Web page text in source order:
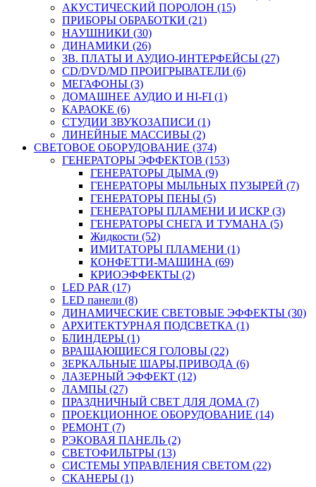
АКУСТИЧЕСКИЙ ПОРОЛОН (15)
ПРИБОРЫ ОБРАБОТКИ (21)
НАУШНИКИ (30)
ДИНАМИКИ (26)
ЗВ. ПЛАТЫ И АУДИО-ИНТЕРФЕЙСЫ (27)
CD/DVD/MD ПРОИГРЫВАТЕЛИ (6)
МЕГАФОНЫ (3)
ДОМАШНЕЕ АУДИО И HI-FI (1)
КАРАОКЕ (6)
СТУДИИ ЗВУКОЗАПИСИ (1)
ЛИНЕЙНЫЕ МАССИВЫ (2)
СВЕТОВОЕ ОБОРУДОВАНИЕ (374)
ГЕНЕРАТОРЫ ЭФФЕКТОВ (153)
ГЕНЕРАТОРЫ ДЫМА (9)
ГЕНЕРАТОРЫ МЫЛЬНЫХ ПУЗЫРЕЙ (7)
ГЕНЕРАТОРЫ ПЕНЫ (5)
ГЕНЕРАТОРЫ ПЛАМЕНИ И ИСКР (3)
ГЕНЕРАТОРЫ СНЕГА И ТУМАНА (5)
Жидкости (52)
ИМИТАТОРЫ ПЛАМЕНИ (1)
КОНФЕТТИ-МАШИНА (69)
КРИОЭФФЕКТЫ (2)
LED PAR (17)
LED панели (8)
ДИНАМИЧЕСКИЕ СВЕТОВЫЕ ЭФФЕКТЫ (30)
АРХИТЕКТУРНАЯ ПОДСВЕТКА (1)
БЛИНДЕРЫ (1)
ВРАЩАЮЩИЕСЯ ГОЛОВЫ (22)
ЗЕРКАЛЬНЫЕ ШАРЫ,ПРИВОДА (6)
ЛАЗЕРНЫЙ ЭФФЕКТ (12)
ЛАМПЫ (27)
ПРАЗДНИЧНЫЙ СВЕТ ДЛЯ ДОМА (7)
ПРОЕКЦИОННОЕ ОБОРУДОВАНИЕ (14)
РЕМОНТ (7)
РЭКОВАЯ ПАНЕЛЬ (2)
СВЕТОФИЛЬТРЫ (13)
СИСТЕМЫ УПРАВЛЕНИЯ СВЕТОМ (22)
СКАНЕРЫ (1)